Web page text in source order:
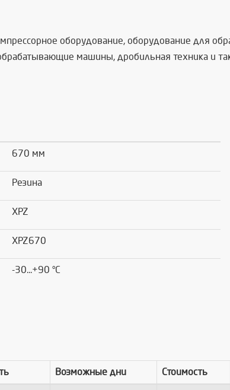
оборудование, оборудование для
машины, дробильная техника и
670 мм
Резина
XPZ
XPZ670
-30...+90 °C
Возможные дни Стоимость